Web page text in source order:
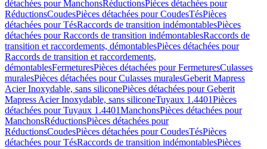
détachées pour ManchonsRéductionsPièces détachées pour
RéductionsCoudesPièces détachées pour CoudesTésPièces
détachées pour TésRaccords de transition indémontablesPièces
détachées pour Raccords de transition indémontablesRaccords de
transition et raccordements, démontablesPièces détachées pour
Raccords de transition et raccordements,
démontablesFermeturesPièces détachées pour FermeturesCulasses
muralesPièces détachées pour Culasses muralesGeberit Mapress
Acier Inoxydable, sans siliconePièces détachées pour Geberit
Mapress Acier Inoxydable, sans siliconeTuyaux 1.4401Pièces
détachées pour Tuyaux 1.4401ManchonsPièces détachées pour
ManchonsRéductionsPièces détachées pour
RéductionsCoudesPièces détachées pour CoudesTésPièces
détachées pour TésRaccords de transition indémontablesPièces